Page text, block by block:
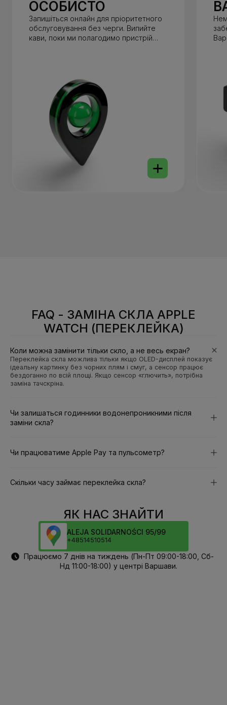
ОСОБИСТО
Запишіться онлайн для пріоритетного
обслуговування без черги. Випийте
кави, поки ми полагодимо пристрій
FAQ - ЗАМІНА СКЛА APPLE
WATCH (ПЕРЕКЛЕЙКА)
Коли можна замінити тільки скло, а не весь екран?
Переклейка скла можлива тільки якщо OLED-дисплей показує
ідеальну картинку без чорних плям і смуг, а сенсор працює
бездоганно по всій площі. Якщо сенсор «глючить», потрібна
заміна тачскріна.
Чи залишаться годинники водонепроникними після
заміни скла?
Чи працюватиме Apple Pay та пульсометр?
Скільки часу займає переклейка скла?
ЯК НАС ЗНАЙТИ
ALEJA SOLIDARNOŚCI 95/99
+48514510514
Працюємо 7 днів на тиждень (Пн-Пт 09:00-18:00, Сб-
Нд 11:00-18:00) у центрі Варшави.